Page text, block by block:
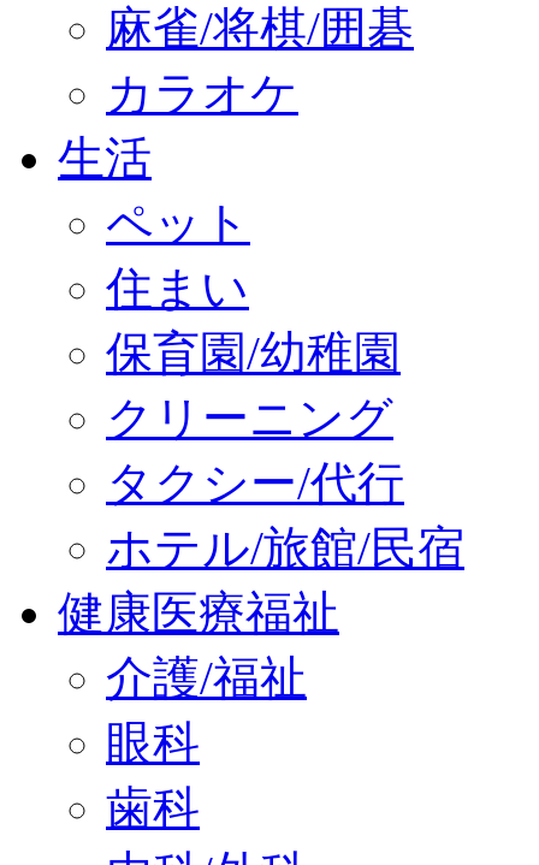
麻雀/将棋/囲碁
カラオケ
生活
ペット
住まい
保育園/幼稚園
クリーニング
タクシー/代行
ホテル/旅館/民宿
健康医療福祉
介護/福祉
眼科
歯科